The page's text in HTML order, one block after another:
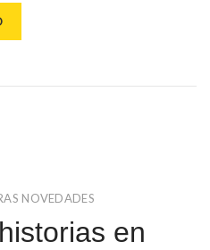
NOVEDADES
en